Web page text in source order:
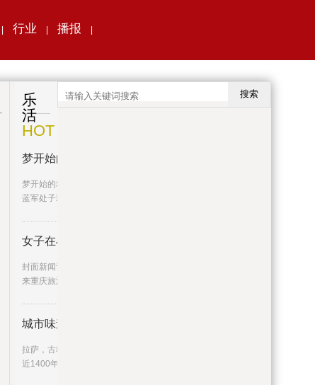
行业 播报
搜索
乐
活
HOT
梦开始的地方2012年的今天，阿扎
梦开始的地方2012年的今天，阿扎尔点射收获
蓝军处子球,蓝军,切尔西队,
女子在小区电梯里分娩并把婴儿丢
封面新闻记者李茂佳近日，网传一名外地女子
来重庆旅游时，在某小区的电
城市味道 | 原来拉萨
拉萨，古称“逻些”，布达拉宫、大昭寺是它走过
近1400年历史的见证。拉